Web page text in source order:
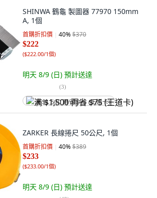
SHINWA 鶴龜 製圖器 77970 150mm
A, 1個
首購折扣價 40%$370
$222
($222.00/1個)
明天 8/9 (日) 預計送達
(3)
满 $1,500 再省 $75 (王道卡)
ZARKER 長線捲尺 50公尺, 1個
首購折扣價 40%$389
$233
($233.00/1個)
明天 8/9 (日) 預計送達